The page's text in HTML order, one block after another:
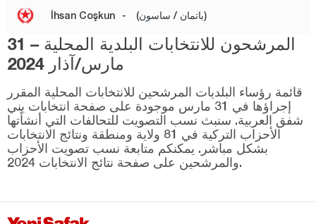
يوجيباغ
بيلاجيك
بيتليس
بولو
بوردور
جناق قلعة
İhsan Coşkun - (باتمان / ساسون)
المرشحون للانتخابات البلدية المحلية – 31
مارس/آذار 2024
قائمة رؤساء البلديات المرشحين للانتخابات المحلية المقرر
إجراؤها في 31 مارس موجودة على صفحة انتخابات يني
شفق العربية. سنبث نسب التصويت للتحالفات التي أنشأتها
الأحزاب التركية في 81 ولاية ومنطقة ونتائج الانتخابات
بشكل مباشر. يمكنكم متابعة نسب تصويت الأحزاب
والمرشحين على صفحة نتائج الانتخابات 2024.